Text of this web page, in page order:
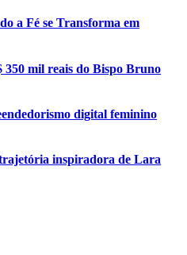
a Fé se Transforma em
350 mil reais do Bispo Bruno
digital feminino
inspiradora de Lara